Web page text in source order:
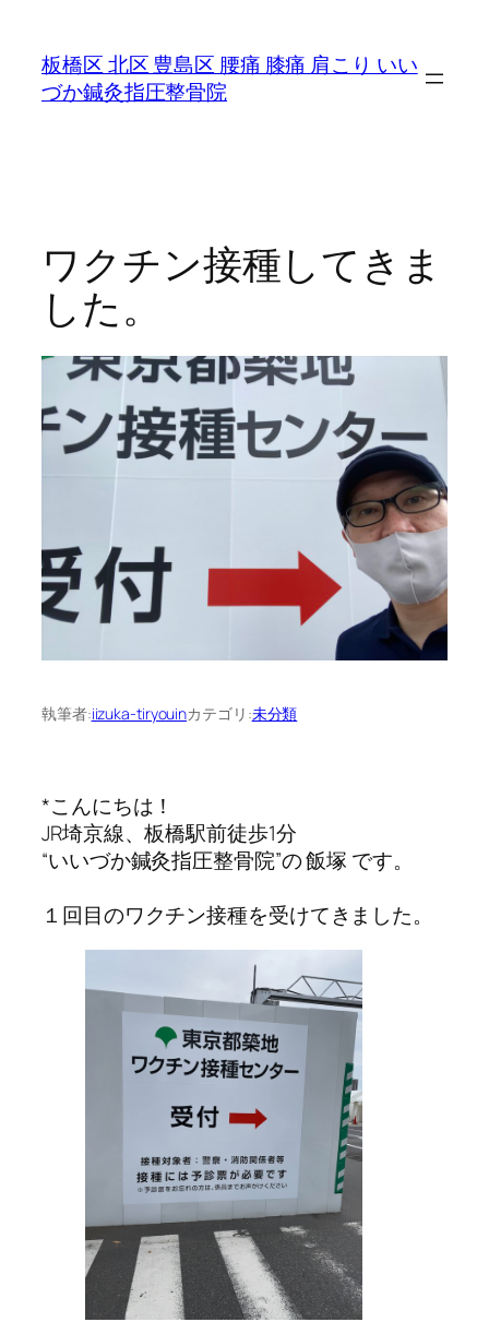
板橋区 北区 豊島区 腰痛 膝痛 肩こり いい
づか鍼灸指圧整骨院
ワクチン接種してきま
した。
執筆者:iizuka-tiryouinカテゴリ:未分類
*こんにちは！
JR埼京線、板橋駅前徒歩1分
“いいづか鍼灸指圧整骨院”の 飯塚 です。
１回目のワクチン接種を受けてきました。